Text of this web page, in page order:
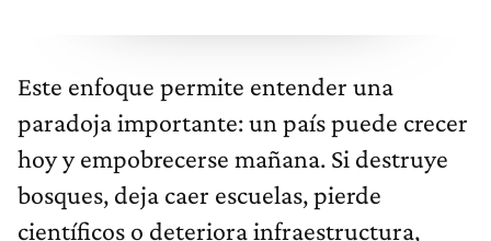
Este enfoque permite entender una
paradoja importante: un país puede crecer
hoy y empobrecerse mañana. Si destruye
bosques, deja caer escuelas, pierde
científicos o deteriora infraestructura,